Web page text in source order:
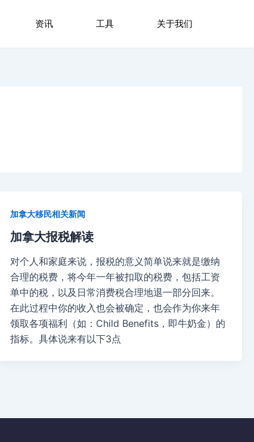
资讯 工具 关于我们
加拿大移民相关新闻
加拿大报税解读
对个人和家庭来说，报税的意义简单说来就是缴纳
合理的税费，将今年一年被扣取的税费，包括工资
单中的税，以及日常消费税合理地退一部分回来。
在此过程中你的收入也会被确定，也会作为你来年
领取各项福利（如：Child Benefits，即牛奶金）的
指标。具体说来有以下3点